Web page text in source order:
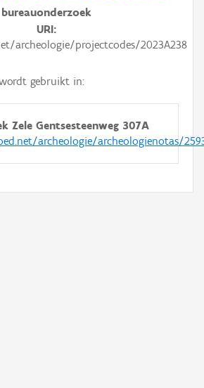
bureauonderzoek
URI
archeologie/projectcodes/2023A238
gebruikt in:
Zele Gentsesteenweg 307A
archeologie/archeologienotas/